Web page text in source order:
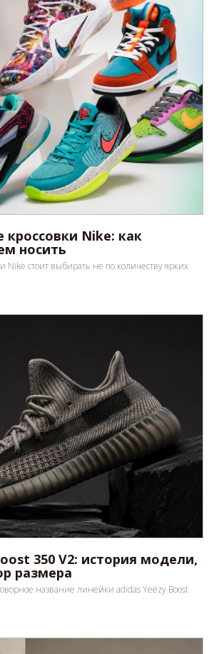
кроссовки Nike: как
носить
Nike стоит выбирать не по количеству ярких
350 V2: история модели,
размера
название линейки adidas Yeezy Boost